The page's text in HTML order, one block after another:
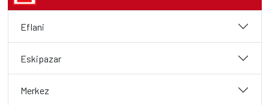
Eflani
Eskipazar
Merkez